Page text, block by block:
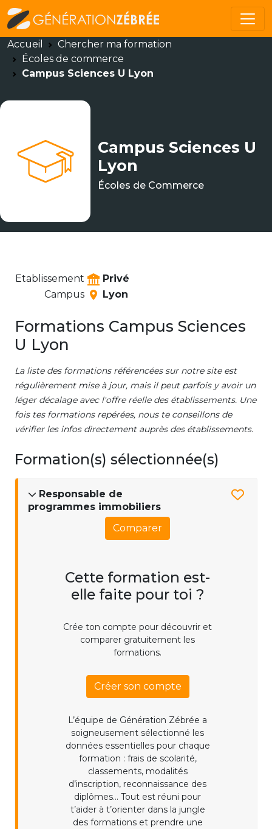
Accueil
Chercher ma formation
Écoles de commerce
Campus Sciences U Lyon
Campus Sciences U
Lyon
Écoles de Commerce
Etablissement
Privé
Campus
Lyon
Formations Campus Sciences
U Lyon
La liste des formations référencées sur notre site est
régulièrement mise à jour, mais il peut parfois y avoir un
léger décalage avec l'offre réelle des établissements. Une
fois tes formations repérées, nous te conseillons de
vérifier les infos directement auprès des établissements.
Formation(s) sélectionnée(s)
Responsable de
programmes immobiliers
Comparer
Cette formation est-
elle faite pour toi ?
Crée ton compte pour découvrir et
comparer gratuitement les
formations.
Créer son compte
L’équipe de Génération Zébrée a
soigneusement sélectionné les
données essentielles pour chaque
formation : frais de scolarité,
classements, modalités
d’inscription, reconnaissance des
diplômes... Tout est réuni pour
t’aider à t’orienter dans la jungle
des formations et prendre une